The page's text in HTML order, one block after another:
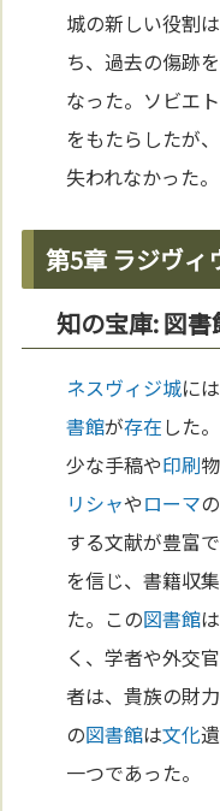
城の新しい役割
ち、過去の傷跡
なった。ソビエ
をもたらしたが
失われなかった。
第5章 ラジヴィ
知の宝庫: 図
ネスヴィジ城には
書館が存在した
少な手稿や印刷
リシャやローマの
する文献が豊富
を信じ、書籍収
た。この図書館
く、学者や外交
者は、貴族の財
の図書館は文化
一つであった。